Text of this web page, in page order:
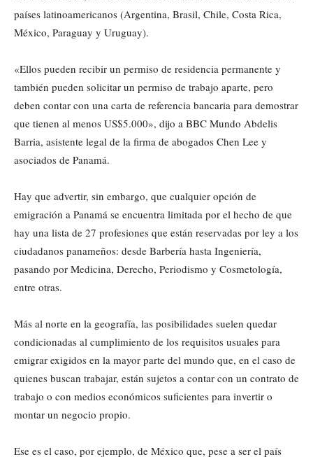
países latinoamericanos (Argentina, Brasil, Chile, Costa Rica,
México, Paraguay y Uruguay).
«Ellos pueden recibir un permiso de residencia permanente y
también pueden solicitar un permiso de trabajo aparte, pero
deben contar con una carta de referencia bancaria para demostrar
que tienen al menos US$5.000», dijo a BBC Mundo Abdelis
Barria, asistente legal de la firma de abogados Chen Lee y
asociados de Panamá.
Hay que advertir, sin embargo, que cualquier opción de
emigración a Panamá se encuentra limitada por el hecho de que
hay una lista de 27 profesiones que están reservadas por ley a los
ciudadanos panameños: desde Barbería hasta Ingeniería,
pasando por Medicina, Derecho, Periodismo y Cosmetología,
entre otras.
Más al norte en la geografía, las posibilidades suelen quedar
condicionadas al cumplimiento de los requisitos usuales para
emigrar exigidos en la mayor parte del mundo que, en el caso de
quienes buscan trabajar, están sujetos a contar con un contrato de
trabajo o con medios económicos suficientes para invertir o
montar un negocio propio.
Ese es el caso, por ejemplo, de México que, pese a ser el país